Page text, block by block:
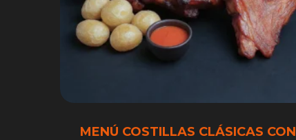
MENÚ COSTILLAS CLÁSICAS CON